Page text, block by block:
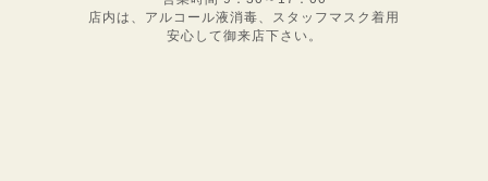
店内は、アルコール液消毒、スタッフマスク着用
安心して御来店下さい。